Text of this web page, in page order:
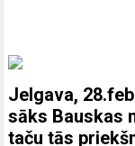
Jelgava,
sāks Bauskas
taču tās